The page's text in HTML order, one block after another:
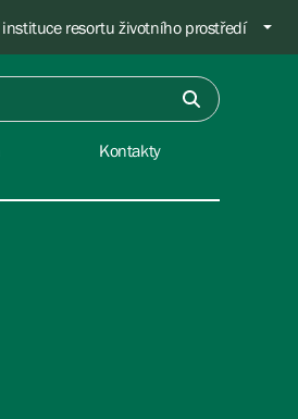
instituce resortu životního prostředí
Kontakty